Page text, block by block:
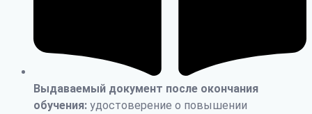
Выдаваемый документ после окончания
обучения: удостоверение о повышении